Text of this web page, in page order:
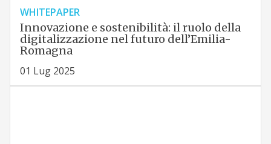
WHITEPAPER
Innovazione e sostenibilità: il ruolo della
digitalizzazione nel futuro dell’Emilia-
Romagna
01 Lug 2025